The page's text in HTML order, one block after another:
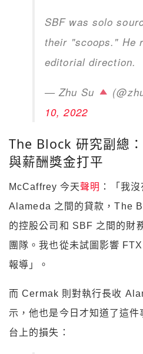
SBF was solo
their "scoops." He
editorial direction.
— Zhu Su
10, 2022
The Block 研究副總
與薪酬獎金打平
McCaffrey 今天聲明 ： 「我沒
Alameda 之間的貸款，The
的控股公司和 SBF 之間的財
團隊。我也從未試圖影響
報導」。
而Cermak 則對執行長收
示，他也是今日才知道了這
台上的損失：